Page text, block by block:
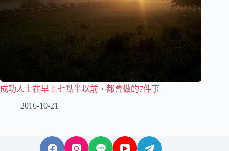
成功人士在早上七點半以前，都會做的7件事
2016-10-21